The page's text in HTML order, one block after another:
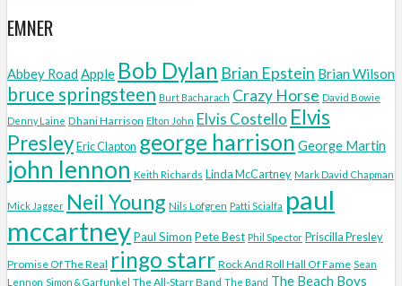
EMNER
Abbey Road Apple Bob Dylan Brian Epstein Brian Wilson
bruce springsteen Burt Bacharach Crazy Horse David Bowie
Denny Laine Dhani Harrison Elton John Elvis Costello Elvis
PresleyEric Clapton george harrison George Martin
john lennon Keith Richards Linda McCartney Mark David Chapman
Mick Jagger Neil Young Nils Lofgren Patti Scialfa paul
mccartneyPaul Simon Pete Best Phil Spector Priscilla Presley
Promise Of The Real ringo starr Rock And Roll Hall Of Fame Sean
Lennon Simon & Garfunkel The All-Starr Band The Band The Beach Boys